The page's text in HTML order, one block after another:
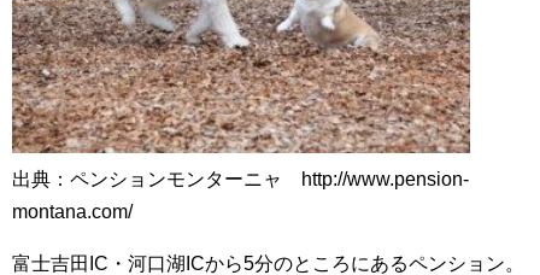
出典：ペンションモンターニャ http://www.pension-
montana.com/
富士吉田IC・河口湖ICから5分のところにあるペンション。